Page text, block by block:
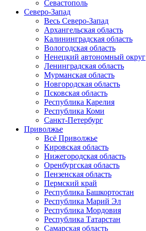
Севастополь
Северо-Запад
Весь Северо-Запад
Архангельская область
Калининградская область
Вологодская область
Ненецкий автономный округ
Ленинградская область
Мурманская область
Новгородская область
Псковская область
Республика Карелия
Республика Коми
Санкт-Петербург
Приволжье
Всё Приволжье
Кировская область
Нижегородская область
Оренбургская область
Пензенская область
Пермский край
Республика Башкортостан
Республика Марий Эл
Республика Мордовия
Республика Татарстан
Самарская область